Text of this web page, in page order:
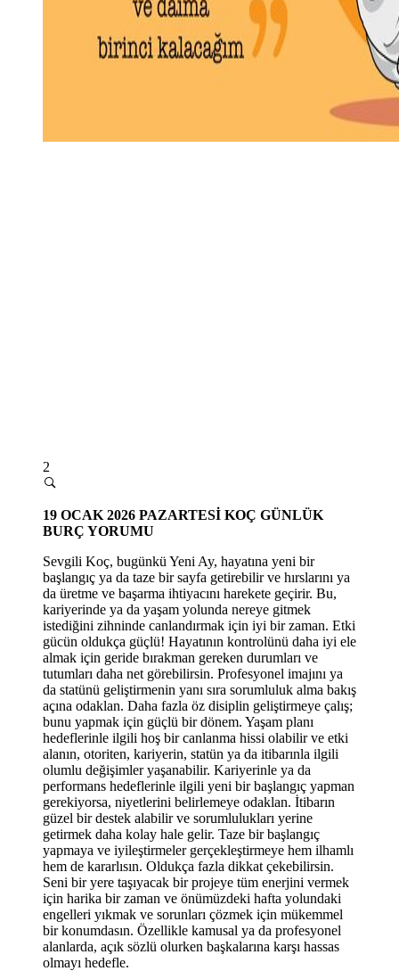
2
19 OCAK 2026 PAZARTESİ KOÇ GÜNLÜK
BURÇ YORUMU
Sevgili Koç, bugünkü Yeni Ay, hayatına yeni bir
başlangıç ya da taze bir sayfa getirebilir ve hırslarını ya
da üretme ve başarma ihtiyacını harekete geçirir. Bu,
kariyerinde ya da yaşam yolunda nereye gitmek
istediğini zihninde canlandırmak için iyi bir zaman. Etki
gücün oldukça güçlü! Hayatının kontrolünü daha iyi ele
almak için geride bırakman gereken durumları ve
tutumları daha net görebilirsin. Profesyonel imajını ya
da statünü geliştirmenin yanı sıra sorumluluk alma bakış
açına odaklan. Daha fazla öz disiplin geliştirmeye çalış;
bunu yapmak için güçlü bir dönem. Yaşam planı
hedeflerinle ilgili hoş bir canlanma hissi olabilir ve etki
alanın, otoriten, kariyerin, statün ya da itibarınla ilgili
olumlu değişimler yaşanabilir. Kariyerinle ya da
performans hedeflerinle ilgili yeni bir başlangıç yapman
gerekiyorsa, niyetlerini belirlemeye odaklan. İtibarın
güzel bir destek alabilir ve sorumlulukları yerine
getirmek daha kolay hale gelir. Taze bir başlangıç
yapmaya ve iyileştirmeler gerçekleştirmeye hem ilhamlı
hem de kararlısın. Oldukça fazla dikkat çekebilirsin.
Seni bir yere taşıyacak bir projeye tüm enerjini vermek
için harika bir zaman ve önümüzdeki hafta yolundaki
engelleri yıkmak ve sorunları çözmek için mükemmel
bir konumdasın. Özellikle kamusal ya da profesyonel
alanlarda, açık sözlü olurken başkalarına karşı hassas
olmayı hedefle.